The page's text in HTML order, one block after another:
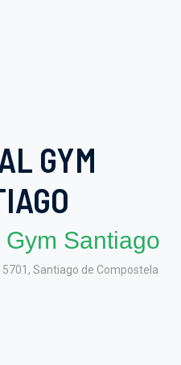
GYM
Santiago
Santiago de Compostela